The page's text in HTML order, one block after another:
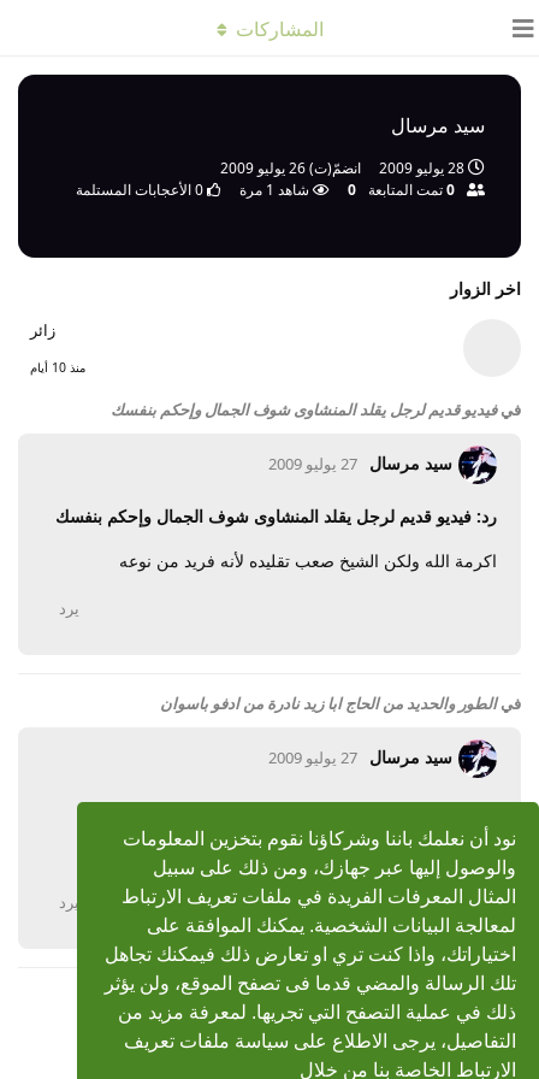
نود أن نعلمك باننا وشركاؤنا نقوم بتخزين المعلومات
والوصول إليها عبر جهازك، ومن ذلك على سبيل
المثال المعرفات الفريدة في ملفات تعريف الارتباط
لمعالجة البيانات الشخصية. يمكنك الموافقة على
اختياراتك، واذا كنت تري او تعارض ذلك فيمكنك تجاهل
تلك الرسالة والمضي قدما فى تصفح الموقع، ولن يؤثر
ذلك في عملية التصفح التي تجريها. لمعرفة مزيد من
التفاصيل، يرجى الاطلاع على سياسة ملفات تعريف
الارتباط الخاصة بنا من خلال
سيد مرسال
28 يوليو 2009 انضمّ(ت)26 يوليو 2009
0تمت المتابعة 0 شاهد 1 مرة 0الأعجابات المستلمة
المشاركات
اخر الزوار
زائر
منذ 10 أيام
فيفيديو قديم لرجل يقلد المنشاوى شوف الجمال وإحكم بنفسك
سيد مرسال 27 يوليو 2009
رد: فيديو قديم لرجل يقلد المنشاوى شوف الجمال وإحكم بنفسك
اكرمة الله ولكن الشيخ صعب تقليده لأنه فريد من نوعه
يرد
فيالطور والحديد من الحاج ابا زيد نادرة من ادفو باسوان
سيد مرسال 27 يوليو 2009
رد: الطور والحديد من الحاج ابا زيد نادرة من ادفو باسوان
جزاك اللة خيرااا لكن مفيش تحميل
يرد